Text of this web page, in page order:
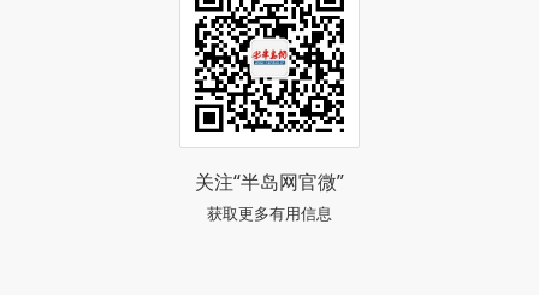
关注“半岛网官微”
获取更多有用信息